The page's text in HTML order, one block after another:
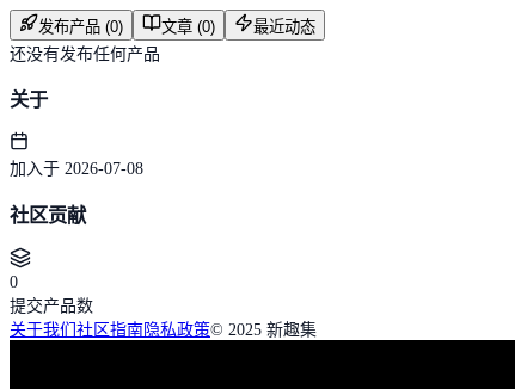
发布产品 (0) 文章 (0)
最近动态
还没有发布任何产品
关于
加入于 2026-07-08
社区贡献
0
提交产品数
关于我们 社区指南隐私政策© 2025 新趣集